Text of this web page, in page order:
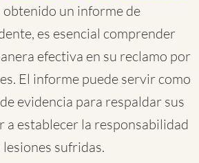
obtenido un informe de
es esencial comprender
efectiva en su reclamo por
El informe puede servir como
evidencia para respaldar sus
a establecer la responsabilidad
lesiones sufridas.